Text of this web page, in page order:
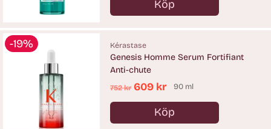
Köp
Antal
-19% Kérastase
Genesis Homme Serum Fortifiant
Anti-chute
Ordinarie
pris
752 kr 609 kr 90 ml
Köp
Antal